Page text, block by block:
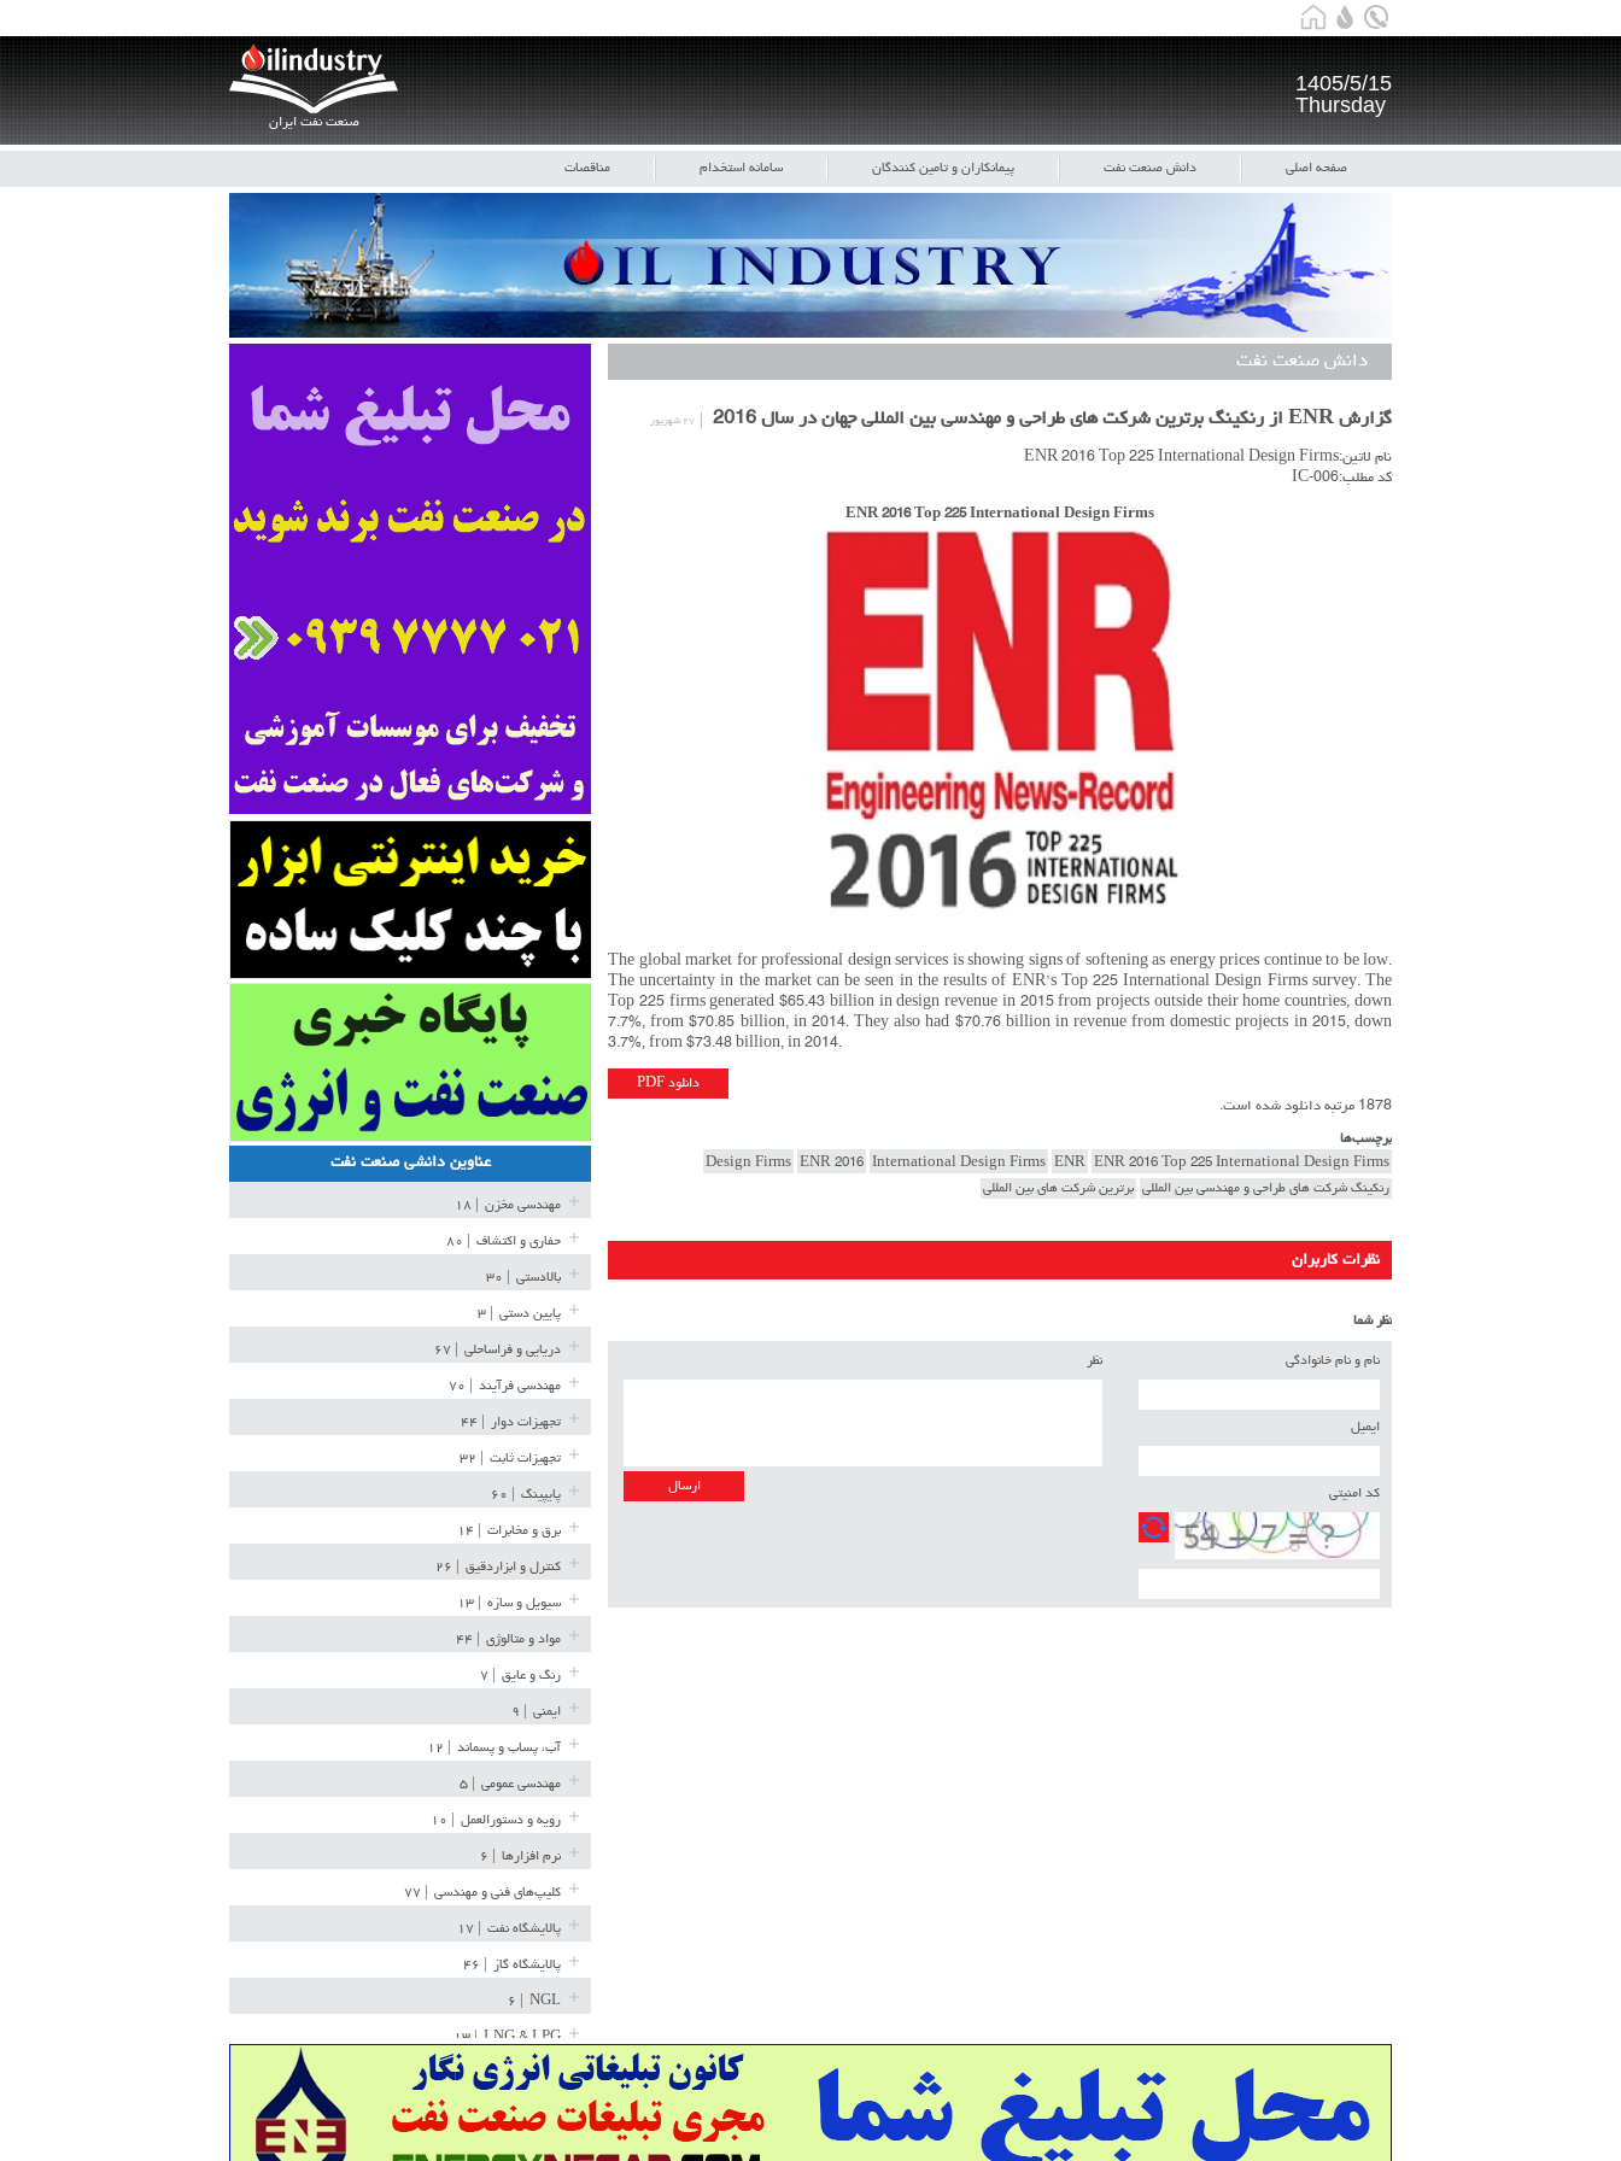
صنعت نفت ایران
1405/5/15
Thursday
صفحه اصلی دانش صنعت نفت پیمانکاران و تامین کنندگان سامانه استخدام مناقصات
دانش صنعت نفت
گزارش ENR از رنکینگ برترین شرکت های طراحی و مهندسی بین المللی جهان در سال 2016 ۲۷ شهریور
نام لاتین:ENR 2016 Top 225 International Design Firms
کد مطلب:IC-006
ENR 2016 Top 225 International Design Firms
The global market for professional design services is showing signs of softening as energy prices continue to be low.
The uncertainty in the market can be seen in the results of ENR’s Top 225 International Design Firms survey. The
Top 225 firms generated $65.43 billion in design revenue in 2015 from projects outside their home countries, down
7.7%, from $70.85 billion, in 2014. They also had $70.76 billion in revenue from domestic projects in 2015, down
3.7%, from $73.48 billion, in 2014.
دانلود PDF
1878 مرتبه دانلود شده است.
برچسب‌ها
ENR 2016 Top 225 International Design Firms
ENR
International Design Firms
ENR 2016
Design Firms
رنکینگ شرکت های طراحی و مهندسی بین المللی برترین شرکت های بین المللی
نظرات کاربران
نظر شما
نام و نام خانوادگی
ایمیل
کد امنیتی
نظر
عناوین دانشی صنعت نفت
مهندسی مخزن
حفاری و اکتشاف
بالادستی
پایین دستی
دریایی و فراساحلی
مهندسی فرآیند
تجهیزات دوار
تجهیزات ثابت
پایپینگ
برق و مخابرات
کنترل و ابزاردقیق
سیویل و سازه
مواد و متالوژی
رنگ و عایق
ایمنی
آب، پساب و پسماند
مهندسی عمومی
رویه و دستورالعمل
نرم افزارها
کلیپ‌های فنی و مهندسی
پالایشگاه نفت
پالایشگاه گاز
NGL
LNG & LPG | ۱۳
خط لوله | ۳۶
مخازن ذخیره